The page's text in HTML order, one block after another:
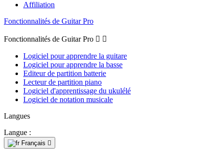
Affiliation
Fonctionnalités de Guitar Pro
Fonctionnalités de Guitar Pro  
Logiciel pour apprendre la guitare
Logiciel pour apprendre la basse
Editeur de partition batterie
Lecteur de partition piano
Logiciel d'apprentissage du ukulélé
Logiciel de notation musicale
Langues
Langue :
Français 